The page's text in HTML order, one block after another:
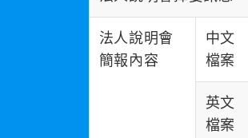
法人說明會
簡報內容
中文
檔案
英文
檔案